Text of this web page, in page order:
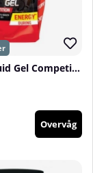
Enervit Liquid Gel Competition, 60 ml
Overvåg